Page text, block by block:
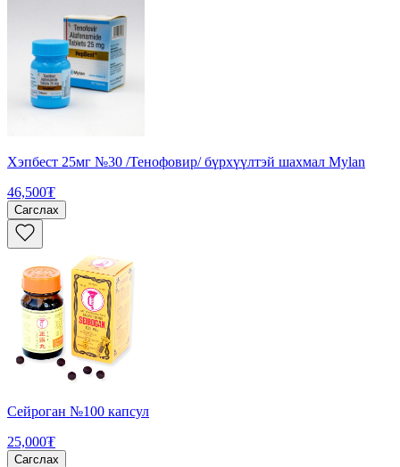
Хэпбест 25мг №30 /Тенофовир/ бүрхүүлтэй шахмал Mylan
46,500₮
Сагслах
Сейроган №100 капсул
25,000₮
Сагслах